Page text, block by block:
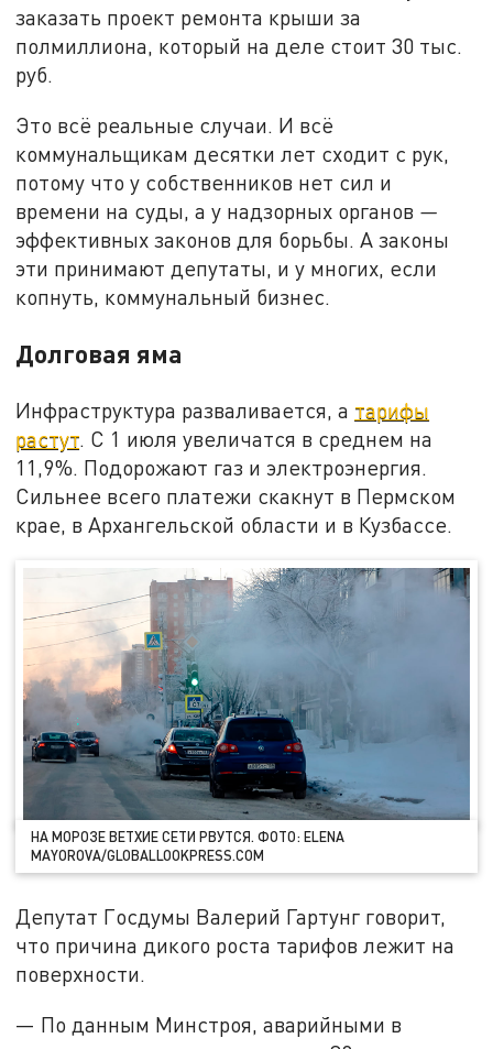
заказать проект ремонта крыши за
полмиллиона, который на деле стоит 30 тыс.
руб.
Это всё реальные случаи. И всё
коммунальщикам десятки лет сходит с рук,
потому что у собственников нет сил и
времени на суды, а у надзорных органов —
эффективных законов для борьбы. А законы
эти принимают депутаты, и у многих, если
копнуть, коммунальный бизнес.
Долговая яма
Инфраструктура разваливается, а тарифы
растут. С 1 июля увеличатся в среднем на
11,9%. Подорожают газ и электроэнергия.
Сильнее всего платежи скакнут в Пермском
крае, в Архангельской области и в Кузбассе.
НА МОРОЗЕ ВЕТХИЕ СЕТИ РВУТСЯ. ФОТО: ELENA
MAYOROVA/GLOBALLOOKPRESS.COM
Депутат Госдумы Валерий Гартунг говорит,
что причина дикого роста тарифов лежит на
поверхности.
— По данным Минстроя, аварийными в